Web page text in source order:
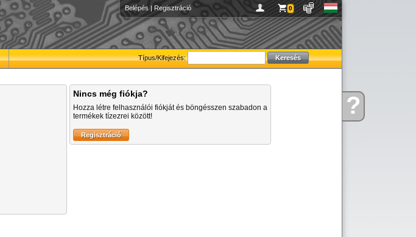
Kérdése?
Belépés | Regisztráció 0
Típus/Kifejezés:
Nincs még fiókja?
Hozza létre felhasználói fiókját és böngésszen szabadon a
termékek tízezrei között!